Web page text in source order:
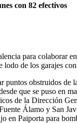
con 82 efectivos
para colaborar
de los garajes
obstruidos
que se puso
de la Dirección
Álamo y San
en Paiporta para